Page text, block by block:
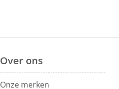
Over ons
Onze merken